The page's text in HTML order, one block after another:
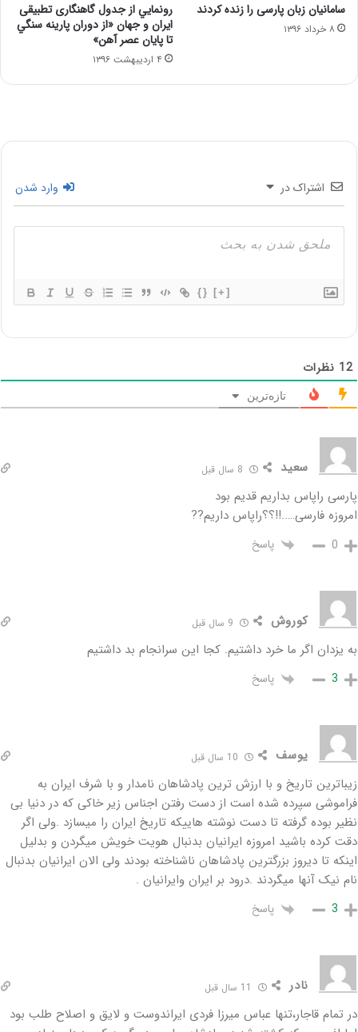
سامانیان زبان پارسی را زنده كردند
۸ خرداد ۱۳۹۶
رونمايي از جدول گاهنگاری تطبيقی
ايران و جهان «از دوران پارينه سنگي
تا پايان عصر آهن»
۴ اردیبهشت ۱۳۹۶
اشتراک در وارد شدن
{} [+]
12 نظرات
تازه‌ترین
سعید
پارسی راپاس بداریم قدیم بود
امروزه فارسی…..!!؟؟راپاس داریم??
0 پاسخ
کوروش
به یزدان اگر ما خرد داشتیم. کجا این سرانجام بد داشتیم
3 پاسخ
یوسف
زیباترین تاریخ و با ارزش ترین پادشاهان نامدار و با شرف ایران به
فراموشی سپرده شده است از دست رفتن اجناس زیر خاکی که در دنیا بی
نظیر بوده گرفته تا دست نوشته هاییکه تاریخ ایران را میسازد .ولی اگر
دقت کرده باشید امروزه ایرانیان بدنبال هویت خویش میگردن و بدلیل
اینکه تا دیروز بزرگترین پادشاهان ناشناخته بودند ولی الان ایرانیان بدنبال
نام نیک آنها میگردند .درود بر ایران وایرانیان .
3 پاسخ
نادر
در تمام قاجار،تنها عباس میرزا فردی ایراندوست و لایق و اصلاح طلب بود